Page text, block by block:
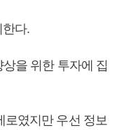
다.
을 위한 투자에 집
로였지만 우선 정보